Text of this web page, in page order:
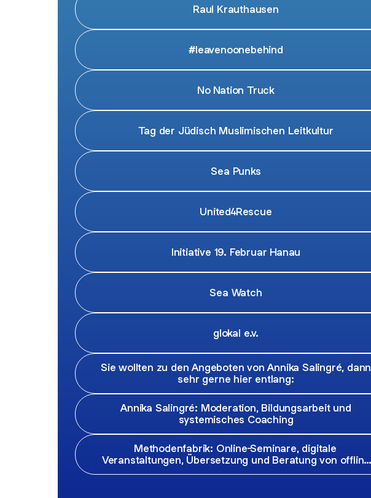
Raul Krauthausen
#leavenoonebehind
No Nation Truck
Tag der Jüdisch Muslimischen Leitkultur
Sea Punks
United4Rescue
Initiative 19. Februar Hanau
Sea Watch
glokal e.v.
Sie wollten zu den Angeboten von Annika Salingré, dann
sehr gerne hier entlang:
Annika Salingré: Moderation, Bildungsarbeit und
systemisches Coaching
Methodenfabrik: Online-Seminare, digitale
Veranstaltungen, Übersetzung und Beratung von offline
zu online